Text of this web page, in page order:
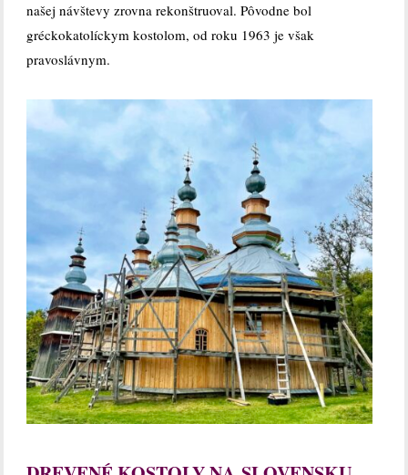
našej návštevy zrovna rekonštruoval. Pôvodne bol
gréckokatolíckym kostolom, od roku 1963 je však
pravoslávnym.